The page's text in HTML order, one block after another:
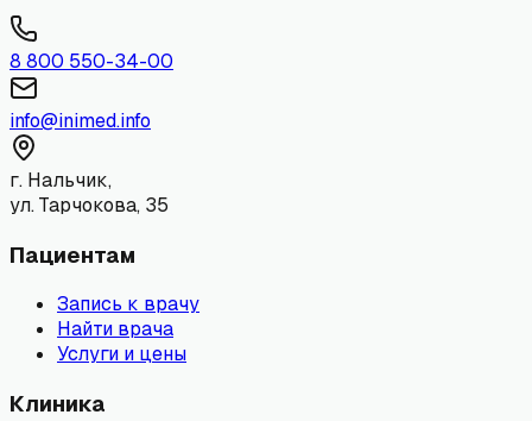
8 800 550-34-00
info@inimed.info
г. Нальчик,
ул. Тарчокова, 35
Пациентам
Запись к врачу
Найти врача
Услуги и цены
Клиника